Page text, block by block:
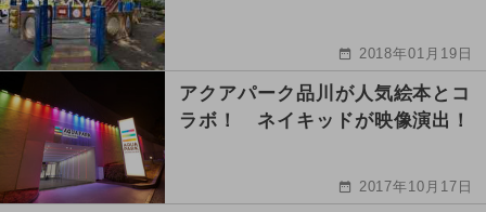
2018年01月19日
アクアパーク品川が人気絵本とコ
ラボ！ ネイキッドが映像演出！
2017年10月17日